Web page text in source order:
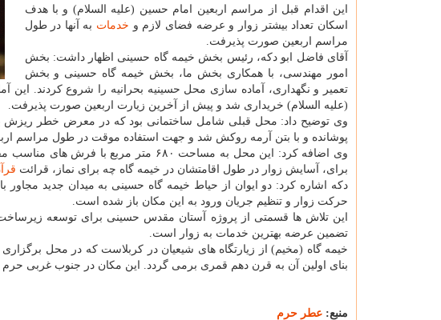
این اقدام قبل از مراسم اربعین امام حسین (علیه السلام) و با هدف
اسکان تعداد بیشتر زوار و عرضه فضای لازم و خدمات به آنها در طول
مراسم اربعین صورت پذیرفت.
آقای فاضل ابو دکه، رئیس بخش خیمه گاه حسینی اظهار داشت: بخش
امور مهندسی، با همکاری بخش ما، بخش خیمه گاه حسینی و بخش
تعمیر و نگهداری، آماده سازی محل حسینیه بحرانیه را شروع کردند.
(علیه السلام) خریداری شد و پیش از آخرین زیارت اربعین صورت پذیرفت.
وی توضیح داد: محل قبلی شامل ساختمانی بود که در معرض خطر ریزش
پوشانده و با بتن آرمه روکش شد و جهت استفاده موقت در طول مراسم
وی اضافه کرد: این محل به مساحت ۶۸۰
برای، آسایش زوار در طول اقامتشان در خیمه گاه چه برای نماز، قرائت
دکه اشاره کرد: دو ایوان از حیاط خیمه گاه حسینی به میدان جدید
حرکت زوار و تنظیم جریان ورود به این مکان باز شده است.
این تلاش ها قسمتی از پروژه آستان مقدس حسینی برای توسعه زیرساخت
تضمین عرضه بهترین خدمات به زوار است.
خیمه گاه (مخیم) از زیارتگاه های شیعیان در کربلاست که در محل
بنای اولین آن به قرن دهم قمری برمی گردد. این مکان در جنوب غربی حرم و ۲۵۰ متری صحن قرار
منبع: عطر حرم